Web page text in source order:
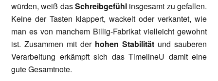
würden, weiß dasSchreibgefühl insgesamt zu gefallen.
Keine der Tasten klappert, wackelt oder verkantet, wie
man es von manchem Billig-Fabrikat vielleicht gewohnt
ist. Zusammen mit der hohen Stabilität und sauberen
Verarbeitung erkämpft sich das TimelineU damit eine
gute Gesamtnote.